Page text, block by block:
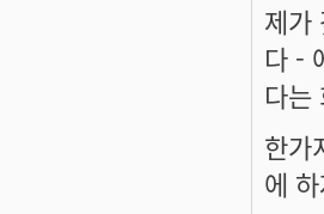
제가
다 -
다는
한가
에